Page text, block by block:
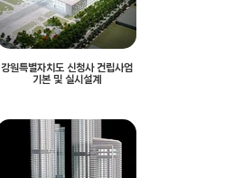
강원특별자치도 신청사 건립사업
기본 및 실시설계